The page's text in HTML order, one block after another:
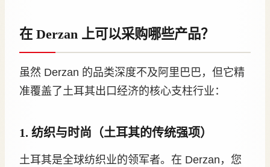
在 Derzan 上可以采购哪些产品？
虽然 Derzan 的品类深度不及阿里巴巴，但它精
准覆盖了土耳其出口经济的核心支柱行业：
1. 纺织与时尚（土耳其的传统强项）
土耳其是全球纺织业的领军者。在 Derzan，您